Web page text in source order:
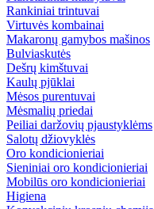
Rankiniai trintuvai
Virtuvės kombainai
Makaronų gamybos mašinos
Bulviaskutės
Dešrų kimštuvai
Kaulų pjūklai
Mėsos purentuvai
Mėsmalių priedai
Peiliai daržovių pjaustyklėms
Salotų džiovyklės
Oro kondicionieriai
Sieniniai oro kondicionieriai
Mobilūs oro kondicionieriai
Higiena